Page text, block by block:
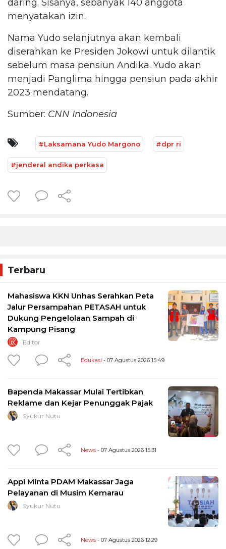
daring. Sisanya, sebanyak 140 anggota
menyatakan izin.
Nama Yudo selanjutnya akan kembali
diserahkan ke Presiden Jokowi untuk dilantik
sebelum masa pensiun Andika. Yudo akan
menjadi Panglima hingga pensiun pada akhir
2023 mendatang.
Sumber: CNN Indonesia
#Laksamana Yudo Margono #dpr ri
#jenderal andika perkasa
Terbaru
Mahasiswa KKN Unhas Serahkan Peta
Jalur Persampahan PETASAH untuk
Dukung Pengelolaan Sampah di
Kampung Pisang
Editor
Edukasi - 07 Agustus 2026 15:49
Bapenda Makassar Mulai Tertibkan
Reklame dan Kejar Penunggak Pajak
Syukur Nutu
News - 07 Agustus 2026 15:31
Appi Minta PDAM Makassar Jaga
Pelayanan di Musim Kemarau
Syukur Nutu
News - 07 Agustus 2026 12:29